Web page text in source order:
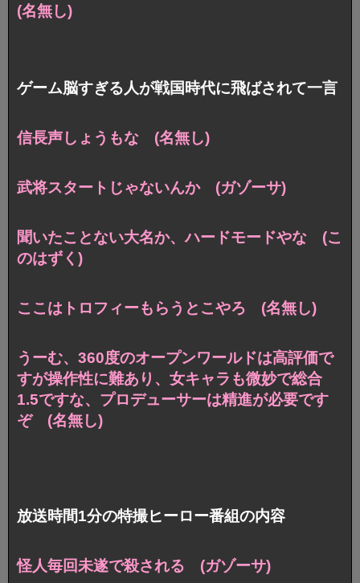
(名無し)
ゲーム脳すぎる人が戦国時代に飛ばされて一言
信長声しょうもな (名無し)
武将スタートじゃないんか (ガゾーサ)
聞いたことない大名か、ハードモードやな (こ
のはずく)
ここはトロフィーもらうとこやろ (名無し)
うーむ、360度のオープンワールドは高評価で
すが操作性に難あり、女キャラも微妙で総合
1.5ですな、プロデューサーは精進が必要です
ぞ (名無し)
放送時間1分の特撮ヒーロー番組の内容
怪人毎回未遂で殺される (ガゾーサ)